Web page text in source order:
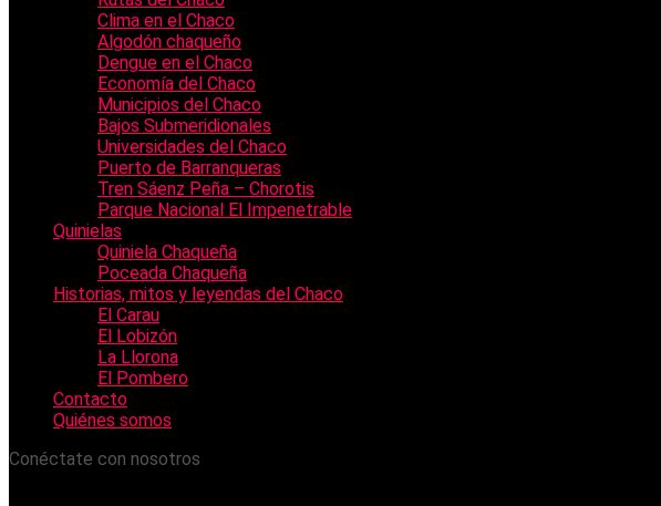
Clima en el Chaco
Algodón chaqueño
Dengue en el Chaco
Economía del Chaco
Municipios del Chaco
Bajos Submeridionales
Universidades del Chaco
Puerto de Barranqueras
Tren Sáenz Peña – Chorotis
Parque Nacional El Impenetrable
Quinielas
Quiniela Chaqueña
Poceada Chaqueña
Historias, mitos y leyendas del Chaco
El Carau
El Lobizón
La Llorona
El Pombero
Contacto
Quiénes somos
Conéctate con nosotros